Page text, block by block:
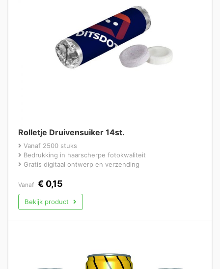
Rolletje Druivensuiker 14st.
Vanaf 2500 stuks
Bedrukking in haarscherpe fotokwaliteit
Gratis digitaal ontwerp en verzending
Vanaf € 0,15
Bekijk product